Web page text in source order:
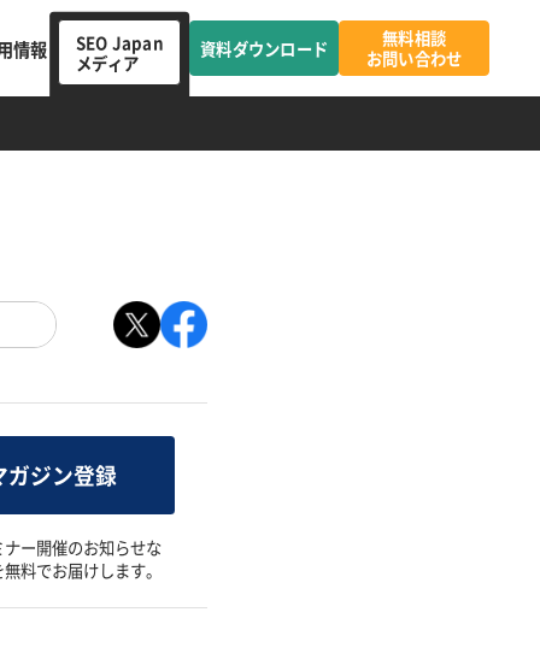
情報
SEO Japan
メディア
資料ダウンロード
無料相談
お問い合わせ
ガジン登録
ー開催のお知らせな
料でお届けします。